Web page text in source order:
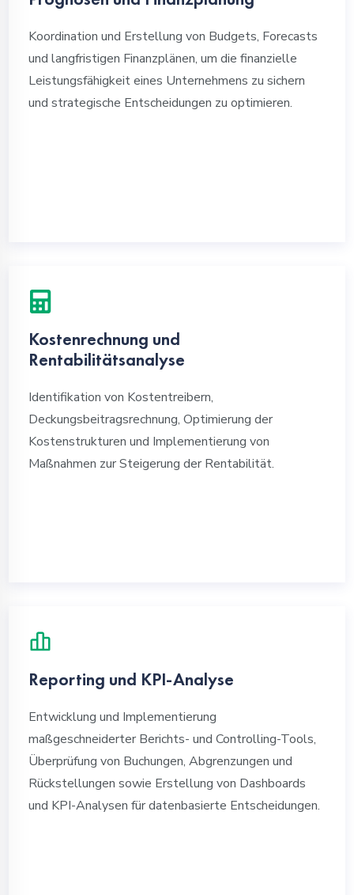
Koordination und Erstellung von Budgets, Forecasts
und langfristigen Finanzplänen, um die finanzielle
Leistungsfähigkeit eines Unternehmens zu sichern
und strategische Entscheidungen zu optimieren.
Kostenrechnung und
Rentabilitätsanalyse
Identifikation von Kostentreibern,
Deckungsbeitragsrechnung, Optimierung der
Kostenstrukturen und Implementierung von
Maßnahmen zur Steigerung der Rentabilität.
Reporting und KPI-Analyse
Entwicklung und Implementierung
maßgeschneiderter Berichts- und Controlling-Tools,
Überprüfung von Buchungen, Abgrenzungen und
Rückstellungen sowie Erstellung von Dashboards
und KPI-Analysen für datenbasierte Entscheidungen.